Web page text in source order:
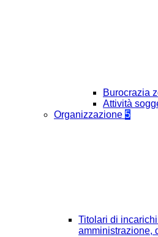
Burocrazia
Attività
Organizzazione 5
Titolari di
amministrazione,